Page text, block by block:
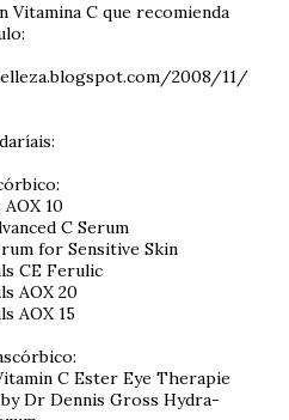
Vitamina C que recomienda
2008/11/
10
C Serum
for Sensitive Skin
CE Ferulic
AOX 20
AOX 15
C Ester Eye Therapie
Dr Dennis Gross Hydra-